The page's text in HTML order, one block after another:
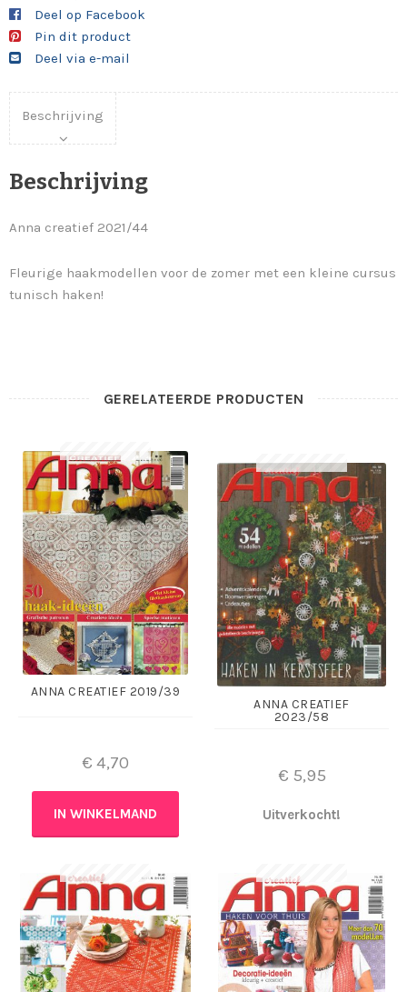
ok
Deel op Facebook
Pin dit product
Deel via e-mail
Beschrijving
Beschrijving
Anna creatief 2021/44
Fleurige haakmodellen voor de zomer met een kleine cursus
tunisch haken!
GERELATEERDE PRODUCTEN
ANNA CREATIEF 2019/39
€ 4,70
IN WINKELMAND
ANNA CREATIEF
2023/58
€ 5,95
Uitverkocht!